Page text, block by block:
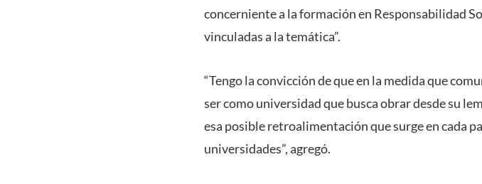
concerniente a la formación en Responsabilidad
vinculadas a la temática”.
“Tengo la convicción de que en la medida que
ser como universidad que busca obrar desde su
esa posible retroalimentación que surge en cada
universidades”, agregó.